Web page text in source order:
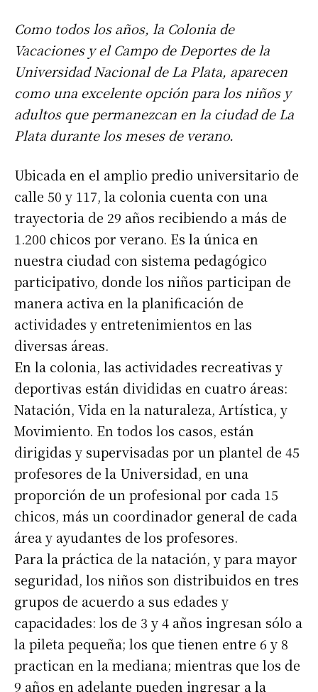
Como todos los años, la Colonia de
Vacaciones y el Campo de Deportes de la
Universidad Nacional de La Plata, aparecen
como una excelente opción para los niños y
adultos que permanezcan en la ciudad de La
Plata durante los meses de verano.
Ubicada en el amplio predio universitario de
calle 50 y 117, la colonia cuenta con una
trayectoria de 29 años recibiendo a más de
1.200 chicos por verano. Es la única en
nuestra ciudad con sistema pedagógico
participativo, donde los niños participan de
manera activa en la planificación de
actividades y entretenimientos en las
diversas áreas.
En la colonia, las actividades recreativas y
deportivas están divididas en cuatro áreas:
Natación, Vida en la naturaleza, Artística, y
Movimiento. En todos los casos, están
dirigidas y supervisadas por un plantel de 45
profesores de la Universidad, en una
proporción de un profesional por cada 15
chicos, más un coordinador general de cada
área y ayudantes de los profesores.
Para la práctica de la natación, y para mayor
seguridad, los niños son distribuidos en tres
grupos de acuerdo a sus edades y
capacidades: los de 3 y 4 años ingresan sólo a
la pileta pequeña; los que tienen entre 6 y 8
practican en la mediana; mientras que los de
9 años en adelante pueden ingresar a la